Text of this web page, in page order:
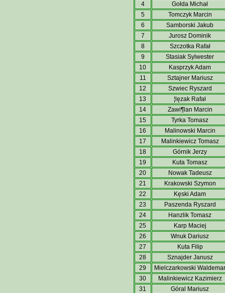
4
Gołda Michał
5
Tomczyk Marcin
6
Samborski Jakub
7
Jurosz Dominik
8
Szczotka Rafał
9
Stasiak Sylwester
10
Kasprzyk Adam
11
Sztajner Mariusz
12
Szwiec Ryszard
13
¦lęzak Rafał
14
Zawi¶lan Marcin
15
Tyrka Tomasz
16
Malinowski Marcin
17
Malinkiewicz Tomasz
18
Górnik Jerzy
19
Kuta Tomasz
20
Nowak Tadeusz
21
Krakowski Szymon
22
Kęski Adam
23
Paszenda Ryszard
24
Hanzlik Tomasz
25
Karp Maciej
26
Wnuk Dariusz
27
Kuta Filip
28
Sznajder Janusz
29
Mielczarkowski Waldemar
30
Malinkiewicz Kazimierz
31
Góral Mariusz